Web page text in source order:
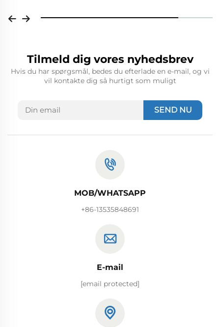
Tilmeld dig vores nyhedsbrev
Hvis du har spørgsmål, bedes du efterlade en e-mail, og vi
vil kontakte dig så hurtigt som muligt
SEND NU
MOB/WHATSAPP
+86-13535848691
E-mail
[email protected]